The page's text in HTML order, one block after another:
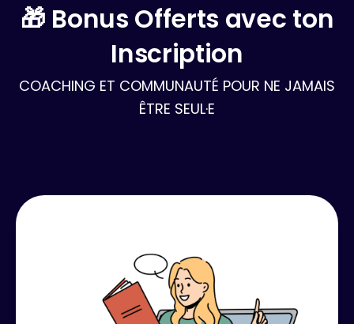
🎁 Bonus Offerts avec ton
Inscription
COACHING ET COMMUNAUTÉ POUR NE JAMAIS
ÊTRE SEUL·E